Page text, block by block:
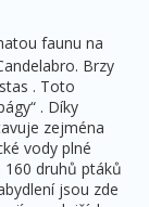
faunu na
Brzy
. Toto
. Díky
zejména
vody plné
druhů ptáků
jsou zde